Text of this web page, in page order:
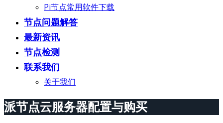
Pi节点常用软件下载
节点问题解答
最新资讯
节点检测
联系我们
关于我们
派节点云服务器配置与购买